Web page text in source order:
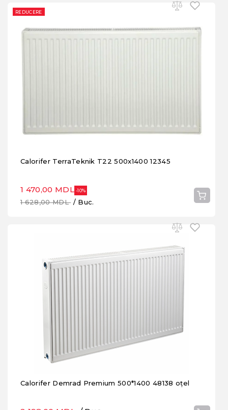
REDUCERE
Calorifer TerraTeknik T22 500x1400 12345
1 470,00 MDL -10%
1 628,00 MDL/ Buc.
Calorifer Demrad Premium 500*1400 48138 oțel